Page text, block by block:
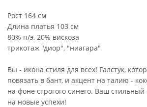
Рост 164 см
Длина платья 103 см
80% п/э, 20% вискоза
трикотаж "диор", "ниагара"
Вы - икона стиля для всех! Галстук,
повязать в бант, и акцент на талию -
на фоне строгого синего. Ваш
на новые успехи!